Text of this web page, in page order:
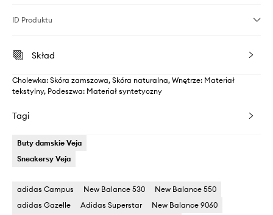
ID Produktu
Skład
Cholewka: Skóra zamszowa, Skóra naturalna, Wnętrze: Materiał
tekstylny, Podeszwa: Materiał syntetyczny
Tagi
Buty damskie Veja
Sneakersy Veja
adidas Campus New Balance 530
New Balance 550
adidas Gazelle
Adidas Superstar
New Balance 9060